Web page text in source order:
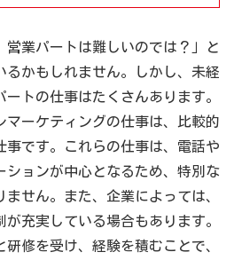
営業パートは難しいのでは？」と
るかもしれません。しかし、未経
トの仕事はたくさんあります。
マーケティングの仕事は、比較的
事です。これらの仕事は、電話や
ションが中心となるため、特別な
せん。また、企業によっては、
充実している場合もあります。
修を受け、経験を積むことで、